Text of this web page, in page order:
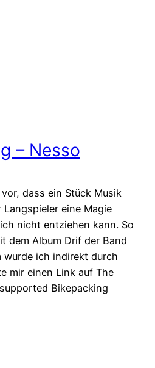
– Nesso
dass ein Stück Musik
eine Magie
nicht entziehen kann. So
dem Album Drif der Band
wurde ich indirekt durch
mir einen Link auf The
Bikepacking